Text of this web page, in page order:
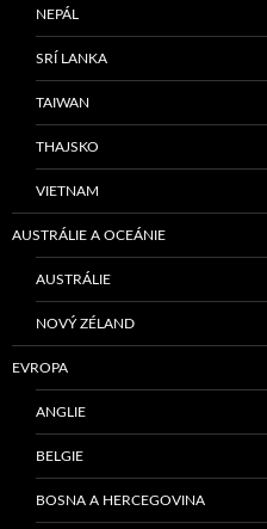
NEPÁL
SRÍ LANKA
TAIWAN
THAJSKO
VIETNAM
AUSTRÁLIE A OCEÁNIE
AUSTRÁLIE
NOVÝ ZÉLAND
EVROPA
ANGLIE
BELGIE
BOSNA A HERCEGOVINA